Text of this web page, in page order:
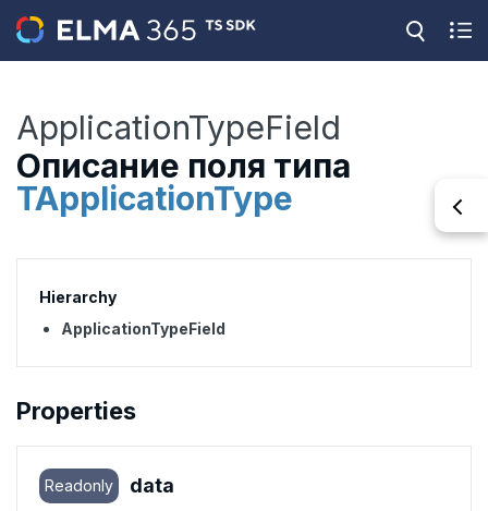
ApplicationTypeField
Описание поля типа
TApplicationType
Hierarchy
ApplicationTypeField
Properties
Readonly data